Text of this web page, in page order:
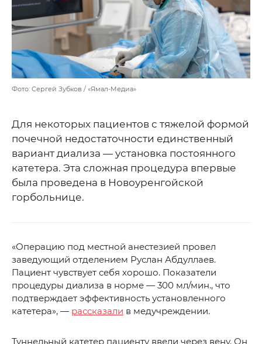
Фото: Сергей Зубков / «Ямал-Медиа»
Для некоторых пациентов с тяжелой формой
почечной недостаточности единственный
вариант диализа — установка постоянного
катетера. Эта сложная процедура впервые
была проведена в Новоуренгойской
горбольнице.
«Операцию под местной анестезией провел
заведующий отделением Руслан Абдуллаев.
Пациент чувствует себя хорошо. Показатели
процедуры диализа в норме — 300 мл/мин., что
подтверждает эффективность установленного
катетера», — рассказали в медучреждении.
Туннельный катетер пациенту ввели через вену. Он